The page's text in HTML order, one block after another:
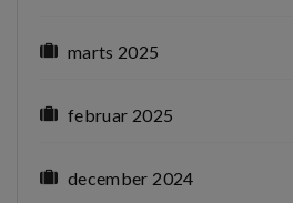
marts 2025
februar 2025
december 2024